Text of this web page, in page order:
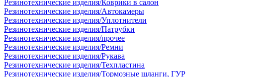
Резинотехнические изделия/Коврики в салон
Резинотехнические изделия/Автокамеры
Резинотехнические изделия/Уплотнители
Резинотехнические изделия/Патрубки
Резинотехнические изделия/прочее
Резинотехнические изделия/Ремни
Резинотехнические изделия/Рукава
Резинотехнические изделия/Техпластина
Резинотехнические изделия/Тормозные шланги, ГУР